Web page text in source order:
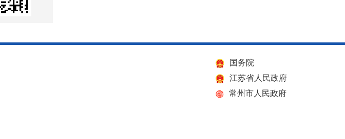
国务院
江苏省人民政府
常州市人民政府